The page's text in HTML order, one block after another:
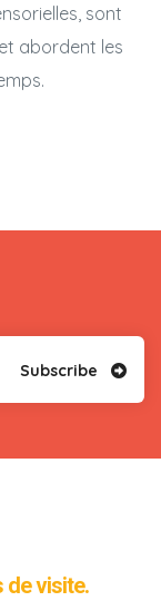
sont
abordent les
Subscribe
de visite.